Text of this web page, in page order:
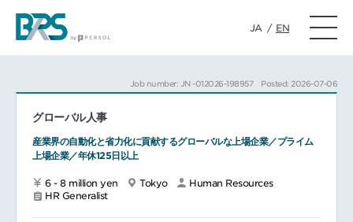
JA / EN
Job number: JN -012026-198957 Posted: 2026-07-06
グローバル人事
産業界の自動化と省力化に貢献するグローバルな上場企業／プライム
上場企業／年休125日以上
6 - 8 million yen Tokyo
Human Resources
HR Generalist